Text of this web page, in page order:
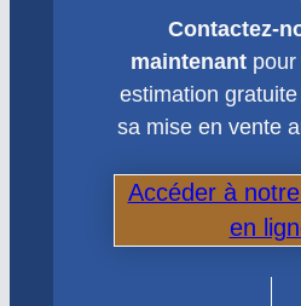
Contactez-
maintenant
estimation
sa mise en vente
Accéder à
en